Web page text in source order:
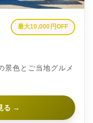
最大10,000円OFF
景色とご当地グルメ
る →